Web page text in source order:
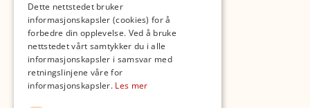
Dette nettstedet bruker
informasjonskapsler (cookies) for å
forbedre din opplevelse. Ved å bruke
nettstedet vårt samtykker du i alle
informasjonskapsler i samsvar med
retningslinjene våre for
informasjonskapsler. Les mer